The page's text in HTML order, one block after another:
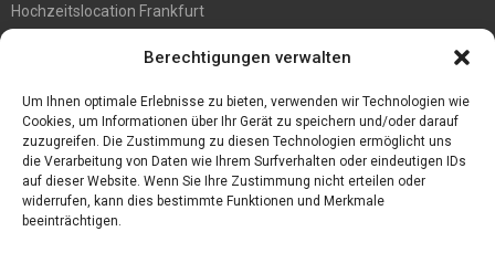
Berechtigungen verwalten
Um Ihnen optimale Erlebnisse zu bieten, verwenden wir Technologien wie
Cookies, um Informationen über Ihr Gerät zu speichern und/oder darauf
zuzugreifen. Die Zustimmung zu diesen Technologien ermöglicht uns
die Verarbeitung von Daten wie Ihrem Surfverhalten oder eindeutigen IDs
auf dieser Website. Wenn Sie Ihre Zustimmung nicht erteilen oder
widerrufen, kann dies bestimmte Funktionen und Merkmale
beeinträchtigen.
Hochzeitslocation Frankfurt
Großer Spaß auf der Kirmes in Bonn!
Bester Oscam- und CCcam-Server für 2021